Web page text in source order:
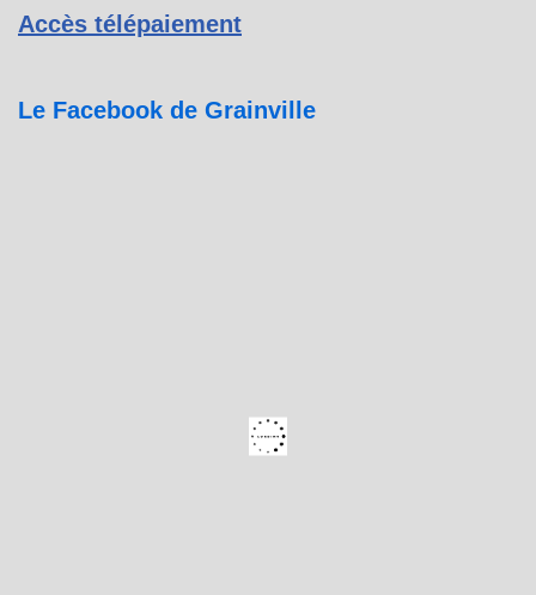
Accès télépaiement
Le Facebook de Grainville